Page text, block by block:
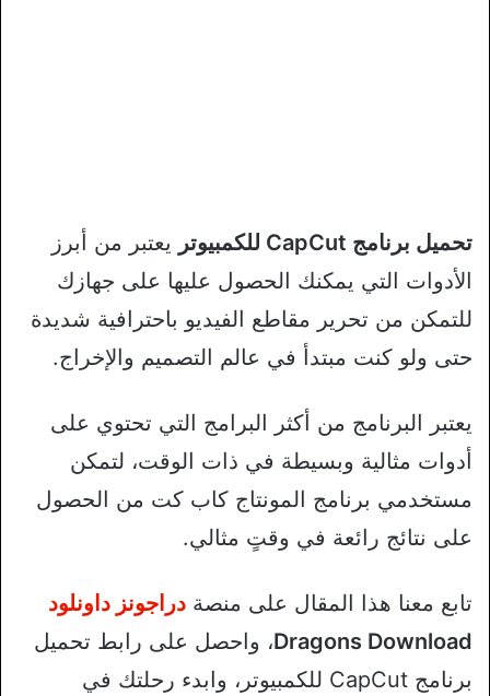
تحميل برنامج CapCut للكمبيوتر
يعتبر من أبرز
الأدوات التي يمكنك الحصول عليها على جهازك
للتمكن من تحرير مقاطع الفيديو باحترافية شديدة
حتى ولو كنت مبتدأ في عالم التصميم والإخراج.
يعتبر البرنامج من أكثر البرامج التي تحتوي على
أدوات مثالية وبسيطة في ذات الوقت، لتمكن
مستخدمي برنامج المونتاج كاب كت من الحصول
على نتائج رائعة في وقتٍ مثالي.
تابع معنا هذا المقال على منصة دراجونز داونلود
Dragons Download، واحصل على رابط تحميل
برنامج CapCut للكمبيوتر، وابدء رحلتك في